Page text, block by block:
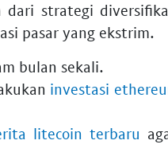
dari strategi
pasar yang ekstrim.
bulan sekali.
investasi
litecoin terbaru